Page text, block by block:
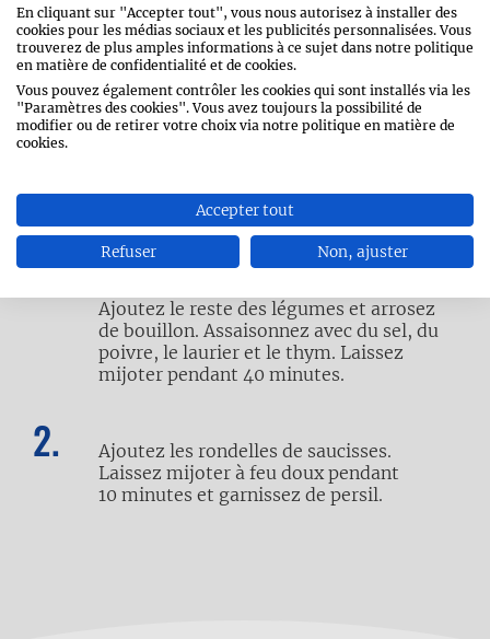
Soupe-repas à la
bockwurst
Ajoutez le reste des légumes et arrosez
de bouillon. Assaisonnez avec du sel, du
poivre, le laurier et le thym. Laissez
mijoter pendant 40 minutes.
Ajoutez les rondelles de saucisses.
Laissez mijoter à feu doux pendant
10 minutes et garnissez de persil.
En cliquant sur "Accepter tout", vous nous autorisez à installer des
cookies pour les médias sociaux et les publicités personnalisées. Vous
trouverez de plus amples informations à ce sujet dans notre politique
en matière de confidentialité et de cookies.
Vous pouvez également contrôler les cookies qui sont installés via les
"Paramètres des cookies". Vous avez toujours la possibilité de
modifier ou de retirer votre choix via notre politique en matière de
cookies.
Accepter tout
Refuser Non, ajuster